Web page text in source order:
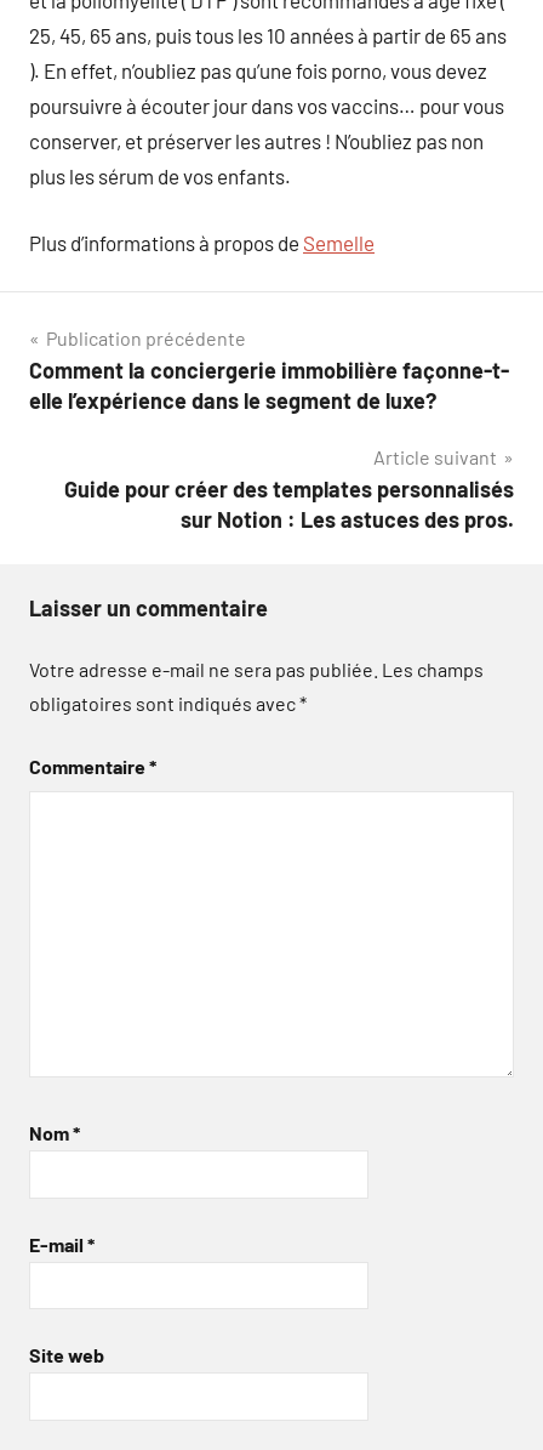
25, 45, 65 ans, puis tous les 10 années à partir de 65 ans
). En effet, n’oubliez pas qu’une fois porno, vous devez
poursuivre à écouter jour dans vos vaccins… pour vous
conserver, et préserver les autres ! N’oubliez pas non
plus les sérum de vos enfants.
Plus d’informations à propos de Semelle
Navigation
de
Publication précédente
Comment la conciergerie immobilière façonne-t-
elle l’expérience dans le segment de luxe?
Article suivant
Guide pour créer des templates personnalisés
sur Notion : Les astuces des pros.
Laisser un commentaire
Votre adresse e-mail ne sera pas publiée. Les champs
obligatoires sont indiqués avec*
Commentaire*
Nom*
E-mail *
Site web